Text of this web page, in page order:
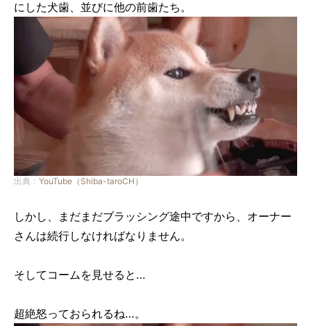
にした犬歯、並びに他の前歯たち。
出典： YouTube（Shiba-taroCH）
しかし、まだまだブラッシング途中ですから、オーナー
さんは続行しなければなりません。
そしてコームを見せると…
超絶怒っておられるね…。